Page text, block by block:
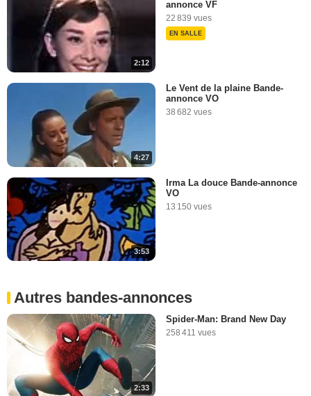
2:12
annonce VF
22 839 vues
EN SALLE
4:27
Le Vent de la plaine Bande-
annonce VO
38 682 vues
3:53
Irma La douce Bande-annonce
VO
13 150 vues
Autres bandes-annonces
2:33
Spider-Man: Brand New Day
258 411 vues